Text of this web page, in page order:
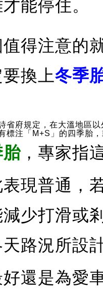
能停住。
值得注意的
換上冬季
省府規定，在大溫地區
標注「M+S」的四季胎
胎，專家指
現普通，
少打滑或
路況所設
還是為愛